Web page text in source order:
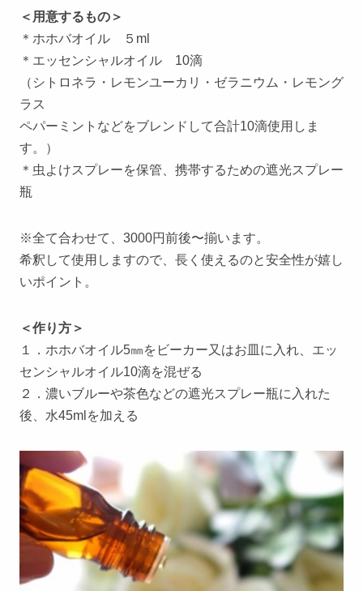
＜用意するもの＞
＊ホホバオイル ５ml
＊エッセンシャルオイル 10滴
（シトロネラ・レモンユーカリ・ゼラニウム・レモング
ラス
ペパーミントなどをブレンドして合計10滴使用しま
す。）
＊虫よけスプレーを保管、携帯するための遮光スプレー
瓶
※全て合わせて、3000円前後〜揃います。
希釈して使用しますので、長く使えるのと安全性が嬉し
いポイント。
＜作り方＞
１．ホホバオイル5㎜をビーカー又はお皿に入れ、エッ
センシャルオイル10滴を混ぜる
２．濃いブルーや茶色などの遮光スプレー瓶に入れた
後、水45mlを加える